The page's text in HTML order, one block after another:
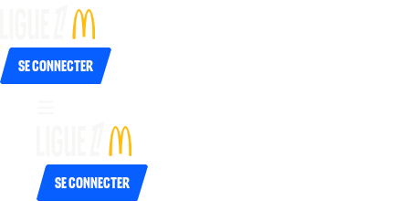
Se connecter
Se connecter